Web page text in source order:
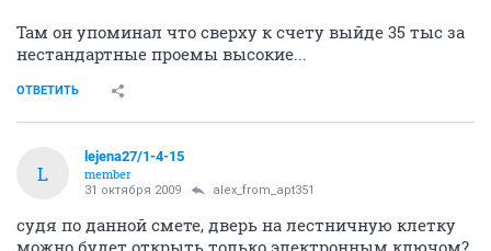
Там он упоминал что сверху к счету выйде 35 тыс за
нестандартные проемы высокие...
ОТВЕТИТЬ
L
lejena27/1-4-15
member
31 октября 2009 alex_from_apt351
судя по данной смете, дверь на лестничную клетку
можно будет открыть только электронным ключом?